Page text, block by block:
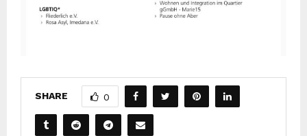
SHARE 0